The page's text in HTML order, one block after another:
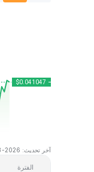
آخر تحديث: 2026-08-08، 04:58 GMT+0
الفترة